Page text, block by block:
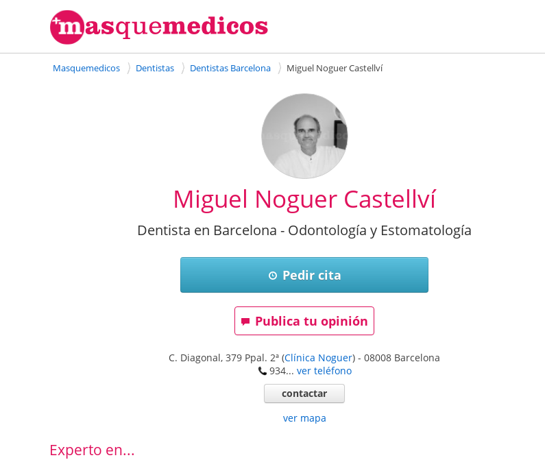
Masquemedicos Dentistas Dentistas Barcelona Miguel Noguer Castellví
Miguel Noguer Castellví
Dentista en Barcelona - Odontología y Estomatología
Pedir cita
Publica tu opinión
C. Diagonal, 379 Ppal. 2ª (Clínica Noguer) - 08008 Barcelona
934... ver teléfono
contactar
ver mapa
Experto en...